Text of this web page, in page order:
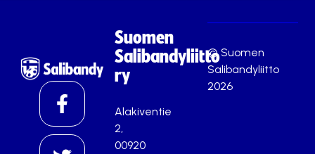
Suomen
Salibandyliitto
ry
Alakiventie
2,
00920
© Suomen
Salibandyliitto
2026